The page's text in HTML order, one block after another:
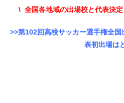
\ 全国各地域の出場校と代表決
>>第102回高校サッカー選手権全
表初出場は